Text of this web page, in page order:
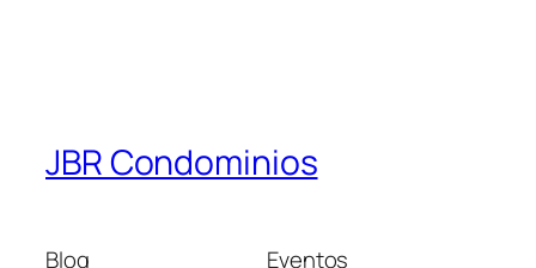
JBR Condominios
Blog
Eventos